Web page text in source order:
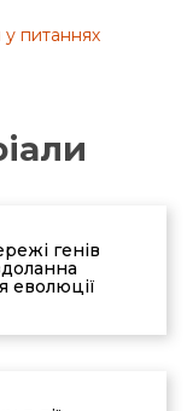
45. doi:
питаннях
генів
еволюції